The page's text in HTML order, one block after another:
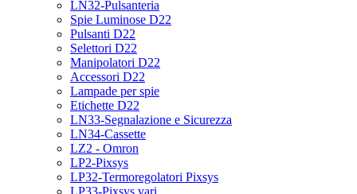
LN32-Pulsanteria
Spie Luminose D22
Pulsanti D22
Selettori D22
Manipolatori D22
Accessori D22
Lampade per spie
Etichette D22
LN33-Segnalazione e Sicurezza
LN34-Cassette
LZ2 - Omron
LP2-Pixsys
LP32-Termoregolatori Pixsys
LP33-Pixsys vari